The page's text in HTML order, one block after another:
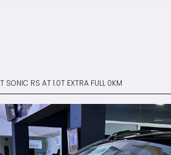
SONIC RS AT 1.0T EXTRA FULL 0KM